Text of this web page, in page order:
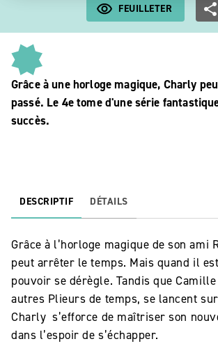
FEUILLETER
Grâce à une horloge magique, Charly
passé. Le 4e tome d'une série
succès.
DESCRIPTIF DÉTAILS
Grâce à l’horloge magique de son ami
peut arrêter le temps. Mais quand il
pouvoir se dérègle. Tandis que
autres Plieurs de temps, se lancent
Charly s’efforce de maîtriser son
dans l’espoir de s’échapper.